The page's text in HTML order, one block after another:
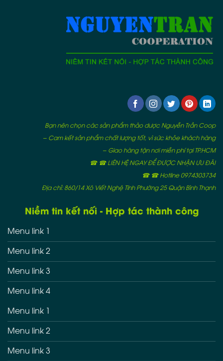
Bạn nên chọn các sản phẩm thảo dược Nguyễn Trần Coop
– Cam kết sản phẩm chất lượng tốt, vì sức khỏe khách hàng
– Giao hàng tận nơi miễn phí tại TP.HCM
☎ ☎ LIÊN HỆ NGAY ĐỂ ĐƯỢC NHẬN ƯU ĐÃI
☎ ☎ Hotline 0974303734
Địa chỉ: 860/14 Xô Viết Nghệ Tĩnh Phường 25 Quận Bình Thạnh
Niềm tin kết nối - Hợp tác thành công
Menu link 1
Menu link 2
Menu link 3
Menu link 4
Menu link 1
Menu link 2
Menu link 3